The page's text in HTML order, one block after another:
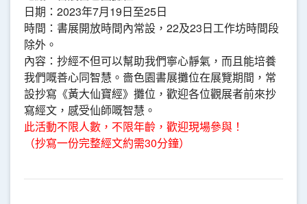
日期：2023年7月19日至25日
時間：書展開放時間內常設，22及23日工作坊時間段
除外。
內容：抄經不但可以幫助我們寧心靜氣，而且能培養
我們嘅善心同智慧。嗇色園書展攤位在展覽期間，常
設抄寫《黃大仙寶經》攤位，歡迎各位觀展者前來抄
寫經文，感受仙師嘅智慧。
此活動不限人數，不限年齡，歡迎現場參與！
（抄寫一份完整經文約需30分鐘）